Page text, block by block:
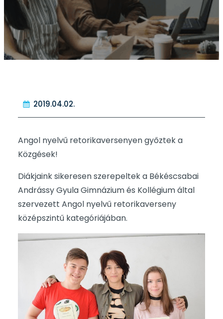
2019.04.02.
Angol nyelvű retorikaversenyen győztek a
Közgések!
Diákjaink sikeresen szerepeltek a Békéscsabai
Andrássy Gyula Gimnázium és Kollégium által
szervezett Angol nyelvű retorikaverseny
középszintű kategóriájában.